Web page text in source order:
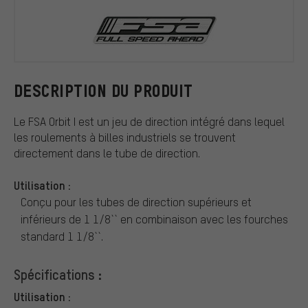
DESCRIPTION DU PRODUIT
Le FSA Orbit I est un jeu de direction intégré dans lequel
les roulements à billes industriels se trouvent
directement dans le tube de direction.
Utilisation :
Conçu pour les tubes de direction supérieurs et
inférieurs de 1 1/8`` en combinaison avec les fourches
standard 1 1/8``.
Spécifications :
Utilisation :